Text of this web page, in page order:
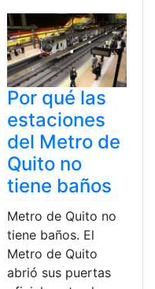
Por qué las
estaciones
del Metro de
Quito no
tiene baños
Metro de Quito no
tiene baños. El
Metro de Quito
abrió sus puertas